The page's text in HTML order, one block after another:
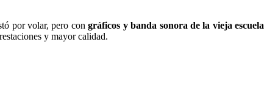
por volar, pero congráficos y banda sonora de la vieja escuela
y mayor calidad.